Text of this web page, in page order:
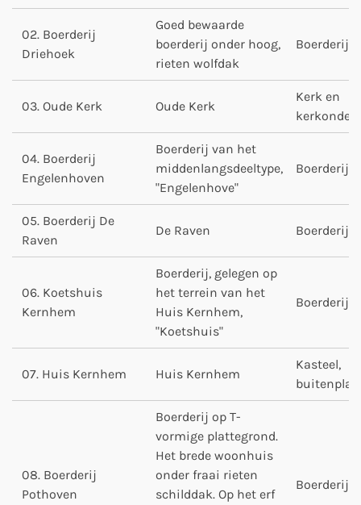
02. Boerderij
Driehoek
Goed bewaarde
boerderij onder hoog,
rieten wolfdak
Boerderij
03. Oude Kerk Oude Kerk
Kerk en
04. Boerderij
Engelenhoven
Boerderij van het
middenlangsdeeltype,
"Engelenhove"
Boerderij
05. Boerderij De
Raven
De Raven Boerderij
06. Koetshuis
Kernhem
Boerderij, gelegen op
het terrein van het
Huis Kernhem,
"Koetshuis"
Boerderij
07. Huis Kernhem Huis Kernhem
Kasteel,
08. Boerderij
Pothoven
Boerderij op T-
vormige plattegrond.
Het brede woonhuis
onder fraai rieten
schilddak. Op het erf
Boerderij